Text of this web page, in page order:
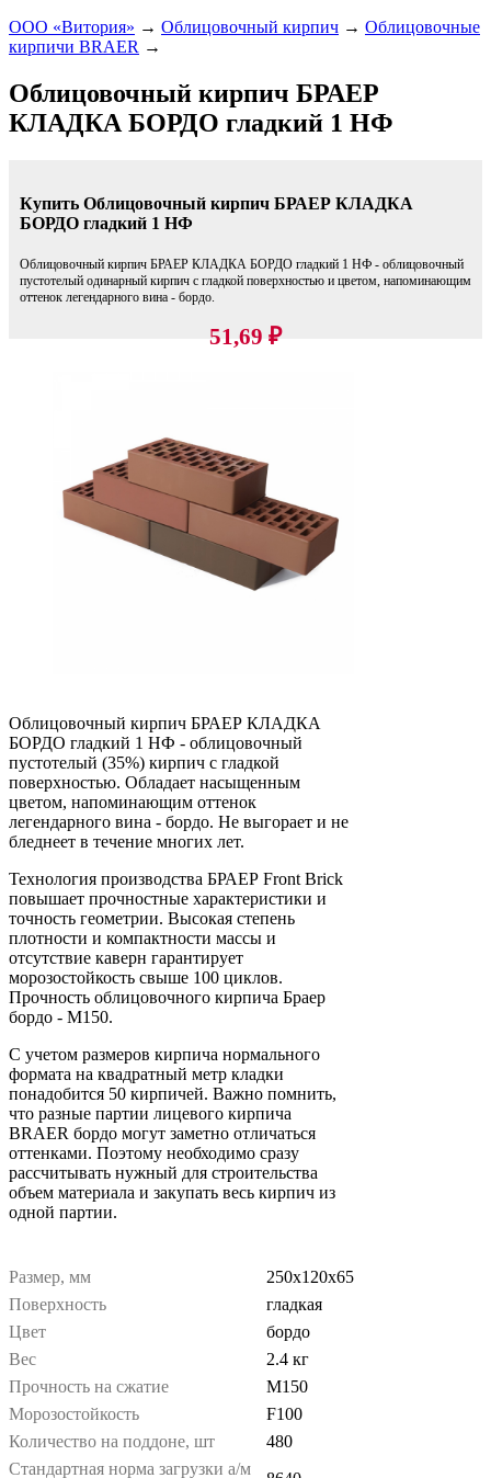
ООО «Витория» → Облицовочный кирпич → Облицовочные
кирпичи BRAER →
Облицовочный кирпич БРАЕР
КЛАДКА БОРДО гладкий 1 НФ
Купить Облицовочный кирпич БРАЕР КЛАДКА
БОРДО гладкий 1 НФ
Облицовочный кирпич БРАЕР КЛАДКА БОРДО гладкий 1 НФ - облицовочный
пустотелый одинарный кирпич c гладкой поверхностью и цветом, напоминающим
оттенок легендарного вина - бордо.
51,69 ₽
Облицовочный кирпич БРАЕР КЛАДКА
БОРДО гладкий 1 НФ - облицовочный
пустотелый (35%) кирпич c гладкой
поверхностью. Обладает насыщенным
цветом, напоминающим оттенок
легендарного вина - бордо. Не выгорает и не
бледнеет в течение многих лет.
Технология производства БРАЕР Front Brick
повышает прочностные характеристики и
точность геометрии. Высокая степень
плотности и компактности массы и
отсутствие каверн гарантирует
морозостойкость свыше 100 циклов.
Прочность облицовочного кирпича Браер
бордо - М150.
С учетом размеров кирпича нормального
формата на квадратный метр кладки
понадобится 50 кирпичей. Важно помнить,
что разные партии лицевого кирпича
BRAER бордо могут заметно отличаться
оттенками. Поэтому необходимо сразу
рассчитывать нужный для строительства
объем материала и закупать весь кирпич из
одной партии.
Размер, мм
250х120х65
Поверхность
гладкая
Цвет
бордо
Вес
2.4 кг
Прочность на сжатие
М150
Морозостойкость
F100
Количество на поддоне, шт
480
Стандартная норма загрузки а/м